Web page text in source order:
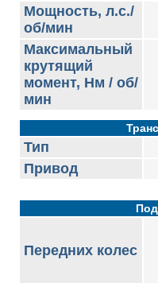
Мощность, л.с./
об/мин
Максимальный
крутящий
момент, Нм / об/
мин
Тип
Привод
Передних колес